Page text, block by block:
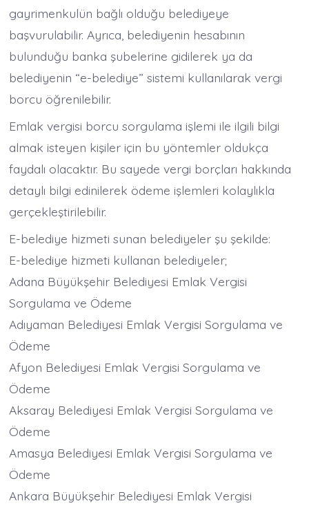
gayrimenkulün bağlı olduğu belediyeye
başvurulabilir. Ayrıca, belediyenin hesabının
bulunduğu banka şubelerine gidilerek ya da
belediyenin “e-belediye” sistemi kullanılarak vergi
borcu öğrenilebilir.
Emlak vergisi borcu sorgulama işlemi ile ilgili bilgi
almak isteyen kişiler için bu yöntemler oldukça
faydalı olacaktır. Bu sayede vergi borçları hakkında
detaylı bilgi edinilerek ödeme işlemleri kolaylıkla
gerçekleştirilebilir.
E-belediye hizmeti sunan belediyeler şu şekilde:
E-belediye hizmeti kullanan belediyeler;
Adana Büyükşehir Belediyesi Emlak Vergisi
Sorgulama ve Ödeme
Adıyaman Belediyesi Emlak Vergisi Sorgulama ve
Ödeme
Afyon Belediyesi Emlak Vergisi Sorgulama ve
Ödeme
Aksaray Belediyesi Emlak Vergisi Sorgulama ve
Ödeme
Amasya Belediyesi Emlak Vergisi Sorgulama ve
Ödeme
Ankara Büyükşehir Belediyesi Emlak Vergisi